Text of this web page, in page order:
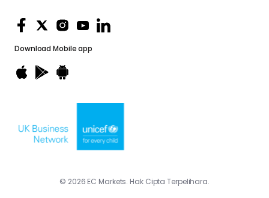
Download Mobile app
© 2026 EC Markets. Hak Cipta Terpelihara.